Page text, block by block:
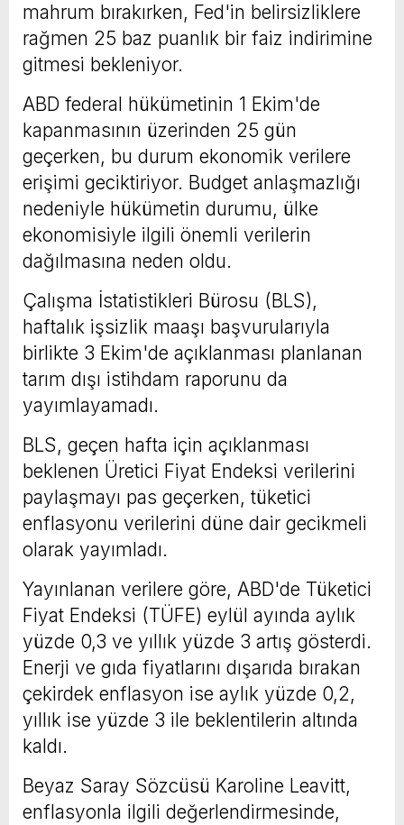
mahrum bırakırken, Fed'in belirsizliklere
rağmen 25 baz puanlık bir faiz indirimine
gitmesi bekleniyor.
ABD federal hükümetinin 1 Ekim'de
kapanmasının üzerinden 25 gün
geçerken, bu durum ekonomik verilere
erişimi geciktiriyor. Budget anlaşmazlığı
nedeniyle hükümetin durumu, ülke
ekonomisiyle ilgili önemli verilerin
dağılmasına neden oldu.
Çalışma İstatistikleri Bürosu (BLS),
haftalık işsizlik maaşı başvurularıyla
birlikte 3 Ekim'de açıklanması planlanan
tarım dışı istihdam raporunu da
yayımlayamadı.
BLS, geçen hafta için açıklanması
beklenen Üretici Fiyat Endeksi verilerini
paylaşmayı pas geçerken, tüketici
enflasyonu verilerini düne dair gecikmeli
olarak yayımladı.
Yayınlanan verilere göre, ABD'de Tüketici
Fiyat Endeksi (TÜFE) eylül ayında aylık
yüzde 0,3 ve yıllık yüzde 3 artış gösterdi.
Enerji ve gıda fiyatlarını dışarıda bırakan
çekirdek enflasyon ise aylık yüzde 0,2,
yıllık ise yüzde 3 ile beklentilerin altında
kaldı.
Beyaz Saray Sözcüsü Karoline Leavitt,
enflasyonla ilgili değerlendirmesinde,